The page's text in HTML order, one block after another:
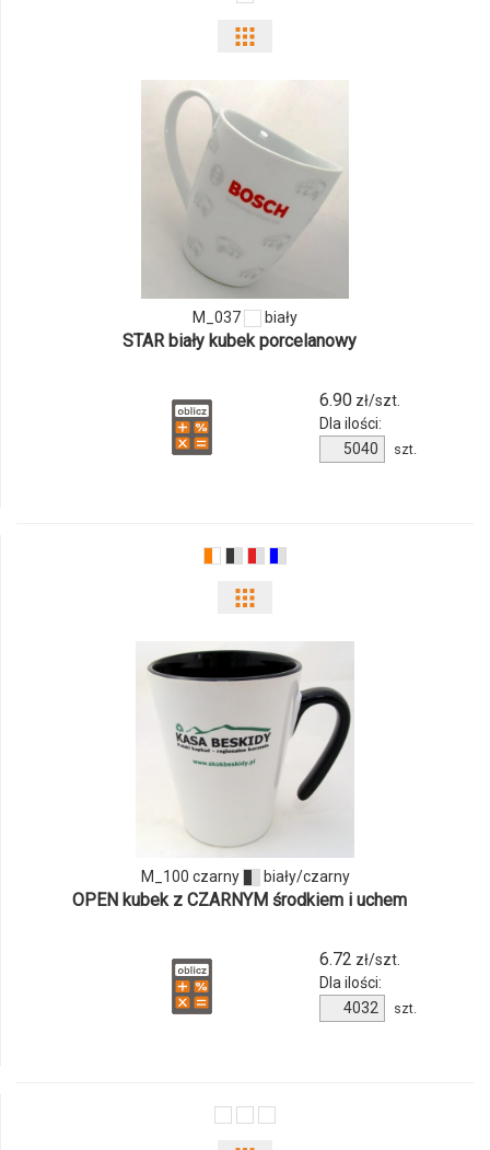
odmiany
i
ilości
produktu
M_037
M_037 biały
STAR biały kubek porcelanowy
6.90zł/szt.
Dla ilości:
Ilość
produktu
szt.
odmiany
i
ilości
produktu
czarny
M_100 czarny biały/czarny
OPEN kubek z CZARNYM środkiem i uchem
6.72 zł/szt.
Dla ilości:
Ilość
produktu
szt.